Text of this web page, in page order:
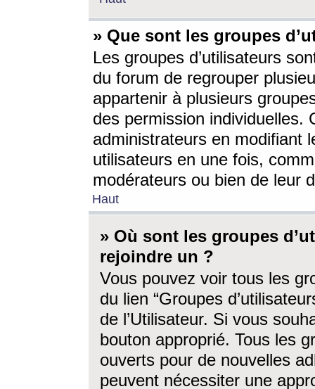
» Que sont les groupes
Les groupes d’utilisateurs
du forum de regrouper
appartenir à plusieurs
des permission individuelles.
administrateurs en modifiant
utilisateurs en une fois,
modérateurs ou bien de leur
Haut
» Où sont les groupes
rejoindre un ?
Vous pouvez voir tous les
du lien “Groupes
de l’Utilisateur. Si vous
bouton approprié. Tous les
ouverts pour de nouvelles
peuvent nécessiter une